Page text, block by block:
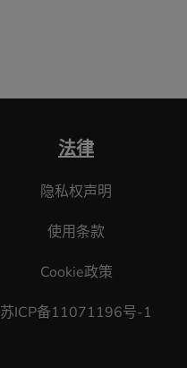
法律
隐私权声明
使用条款
Cookie政策
苏ICP备11071196号-1